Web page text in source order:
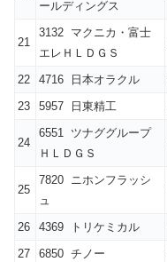
ールディングス
21
3132 マクニカ・富士
エレＨＬＤＧＳ
22 4716 日本オラクル
23
5957 日東精工
24
6551 ツナググループ
ＨＬＤＧＳ
25
7820 ニホンフラッシ
ュ
26 4369 トリケミカル
27
6850 チノー